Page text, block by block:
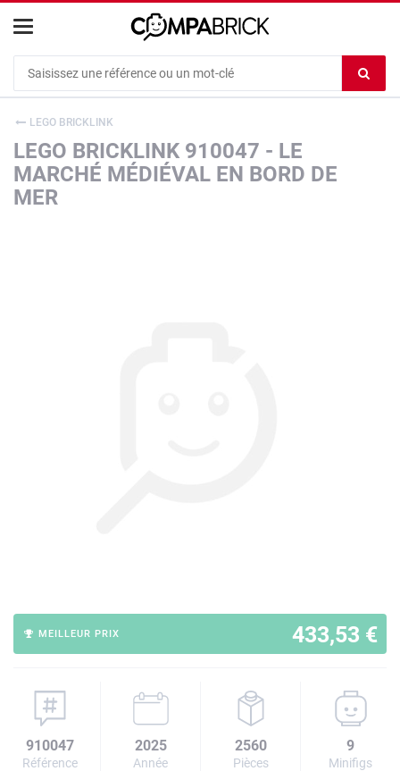
le
LEGO BRICKLINK
LEGO BRICKLINK 910047 - LE
MARCHÉ MÉDIÉVAL EN BORD DE
MER
433,53 €
MEILLEUR PRIX
910047
Référence
2025
Année
2560
Pièces
9
Minifigs
Cookies management panel